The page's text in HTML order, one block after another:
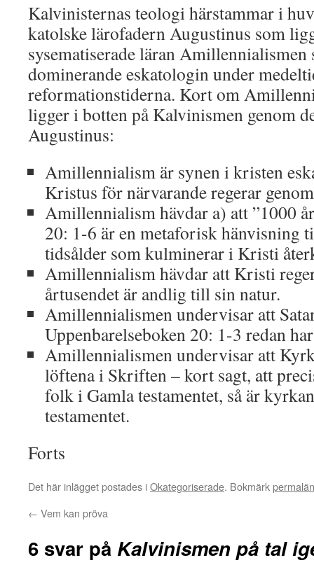
Kalvinisternas teologi härstammar i
katolske lärofadern Augustinus som
sysematiserade läran Amillennialismen
dominerande eskatologin under
reformationstiderna. Kort om
ligger i botten på Kalvinismen genom
Augustinus:
Amillennialism är synen i kristen
Kristus för närvarande regerar
Amillennialism hävdar a) att ”1000
20: 1-6 är en metaforisk hänvisning
tidsålder som kulminerar i Kristi
Amillennialism hävdar att Kristi
årtusendet är andlig till sin natur.
Amillennialismen undervisar att
Uppenbarelseboken 20: 1-3 redan
Amillennialismen undervisar att
löftena i Skriften – kort sagt, att
folk i Gamla testamentet, så är
testamentet.
Forts
Det här inlägget postades iOkategoriserade. Bokmärk
← Vem kan pröva
6 svar på Kalvinismen på tal